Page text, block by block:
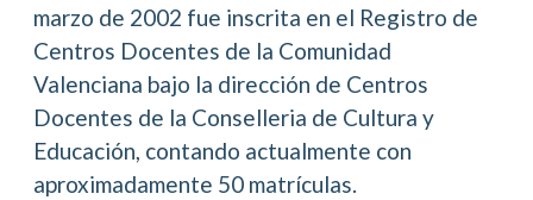
marzo de 2002 fue inscrita en el Registro de
Centros Docentes de la Comunidad
Valenciana bajo la dirección de Centros
Docentes de la Conselleria de Cultura y
Educación, contando actualmente con
aproximadamente 50 matrículas.